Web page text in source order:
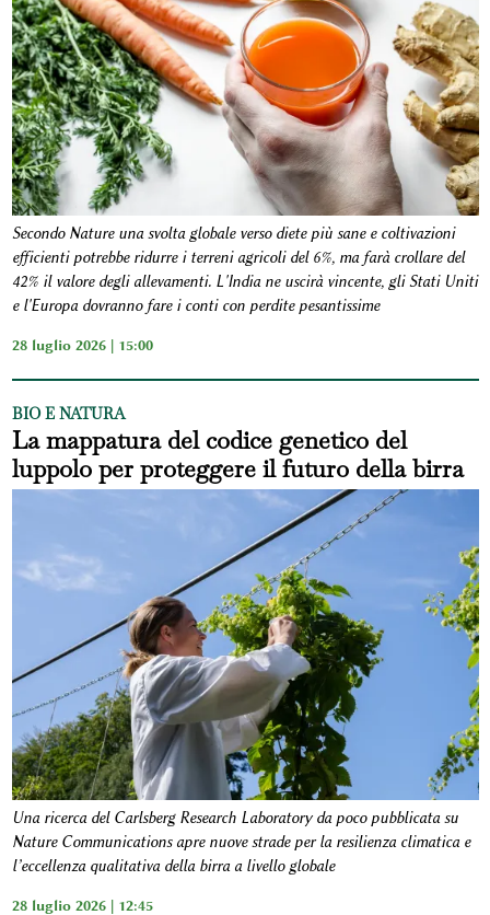
Secondo Nature una svolta globale verso diete più sane e coltivazioni
efficienti potrebbe ridurre i terreni agricoli del 6%, ma farà crollare del
42% il valore degli allevamenti. L'India ne uscirà vincente, gli Stati Uniti
e l'Europa dovranno fare i conti con perdite pesantissime
28 luglio 2026 | 15:00
BIO E NATURA
La mappatura del codice genetico del
luppolo per proteggere il futuro della birra
Una ricerca del Carlsberg Research Laboratory da poco pubblicata su
Nature Communications apre nuove strade per la resilienza climatica e
l’eccellenza qualitativa della birra a livello globale
28 luglio 2026 | 12:45